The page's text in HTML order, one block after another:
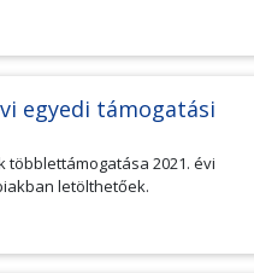
egyedi támogatási
többlettámogatása 2021. évi
letölthetőek.